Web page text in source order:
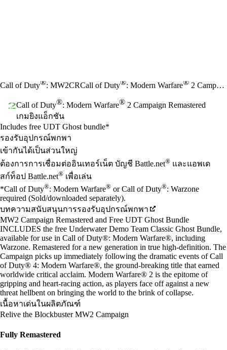
Call of Duty®: MW2CRCall of Duty®: Modern Warfare® 2 Campaign Remastered
Call of Duty®: Modern Warfare® 2 Campaign Remastered
เกมยิงแอ็กชัน
Product Notification
Includes free UDT Ghost bundle*
ราคา
Available actions
รองรับอุปกรณ์พกพา
เข้ากันได้เป็นส่วนใหญ่
ต้องการการเชื่อมต่ออินเทอร์เน็ต บัญชี Battle.net® และแอพเด
สก์ท็อป Battle.net® เพื่อเล่น
*Call of Duty®: Modern Warfare® or Call of Duty®: Warzone
required (Sold/downloaded separately).
บทความสนับสนุนการรองรับอุปกรณ์พกพา
MW2 Campaign Remastered and Free UDT Ghost Bundle
INCLUDES the free Underwater Demo Team Classic Ghost Bundle,
available for use in Call of Duty®: Modern Warfare®, including
Warzone. Remastered for a new generation in true high-definition. The
Campaign picks up immediately following the dramatic events of Call
of Duty® 4: Modern Warfare®, the ground-breaking title that earned
worldwide critical acclaim. Modern Warfare® 2 is the epitome of
gripping and heart-racing action, as players face off against a new
threat hellbent on bringing the world to the brink of collapse.
เนื้อหาเด่นในผลิตภัณฑ์
Relive the Blockbuster MW2 Campaign
Fully Remastered